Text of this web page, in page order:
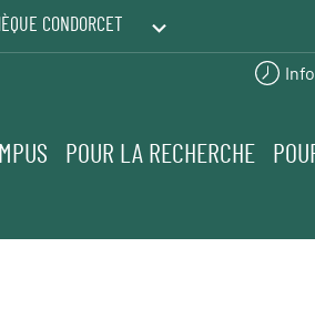
CONDORCET
PRINTEMPS DES
POUR LA RECHERCHE